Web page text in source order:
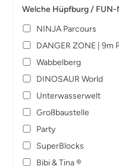
Welche Hüpfburg / FUN-
NINJA Parcours
DANGER ZONE | 9m
Wabbelberg
DINOSAUR World
Unterwasserwelt
Großbaustelle
Party
SuperBlocks
Bibi & Tina ®